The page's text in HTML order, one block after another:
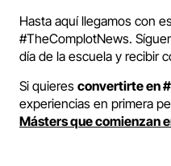
Hasta aquí llegamos con
#TheComplotNews.
día de la escuela y recibir
Si quieres convertirte en
experiencias en primera
Másters que comienzan